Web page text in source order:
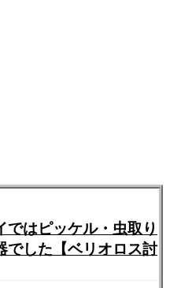
ではピッケル・虫取り
でした【ベリオロス討